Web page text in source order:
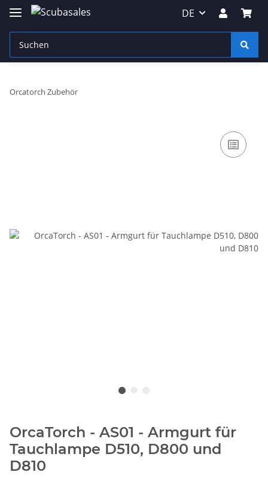
DE
Orcatorch Zubehör
OrcaTorch - AS01 - Armgurt für
Tauchlampe D510, D800 und
D810